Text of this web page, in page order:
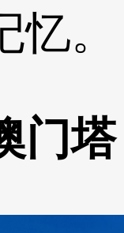
忆。
门塔